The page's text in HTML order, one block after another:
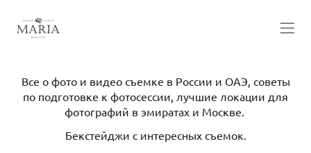
Все о фото и видео съемке в России и ОАЭ, советы
по подготовке к фотосессии, лучшие локации для
фотографий в эмиратах и Москве.
Бекстейджи с интересных съемок.